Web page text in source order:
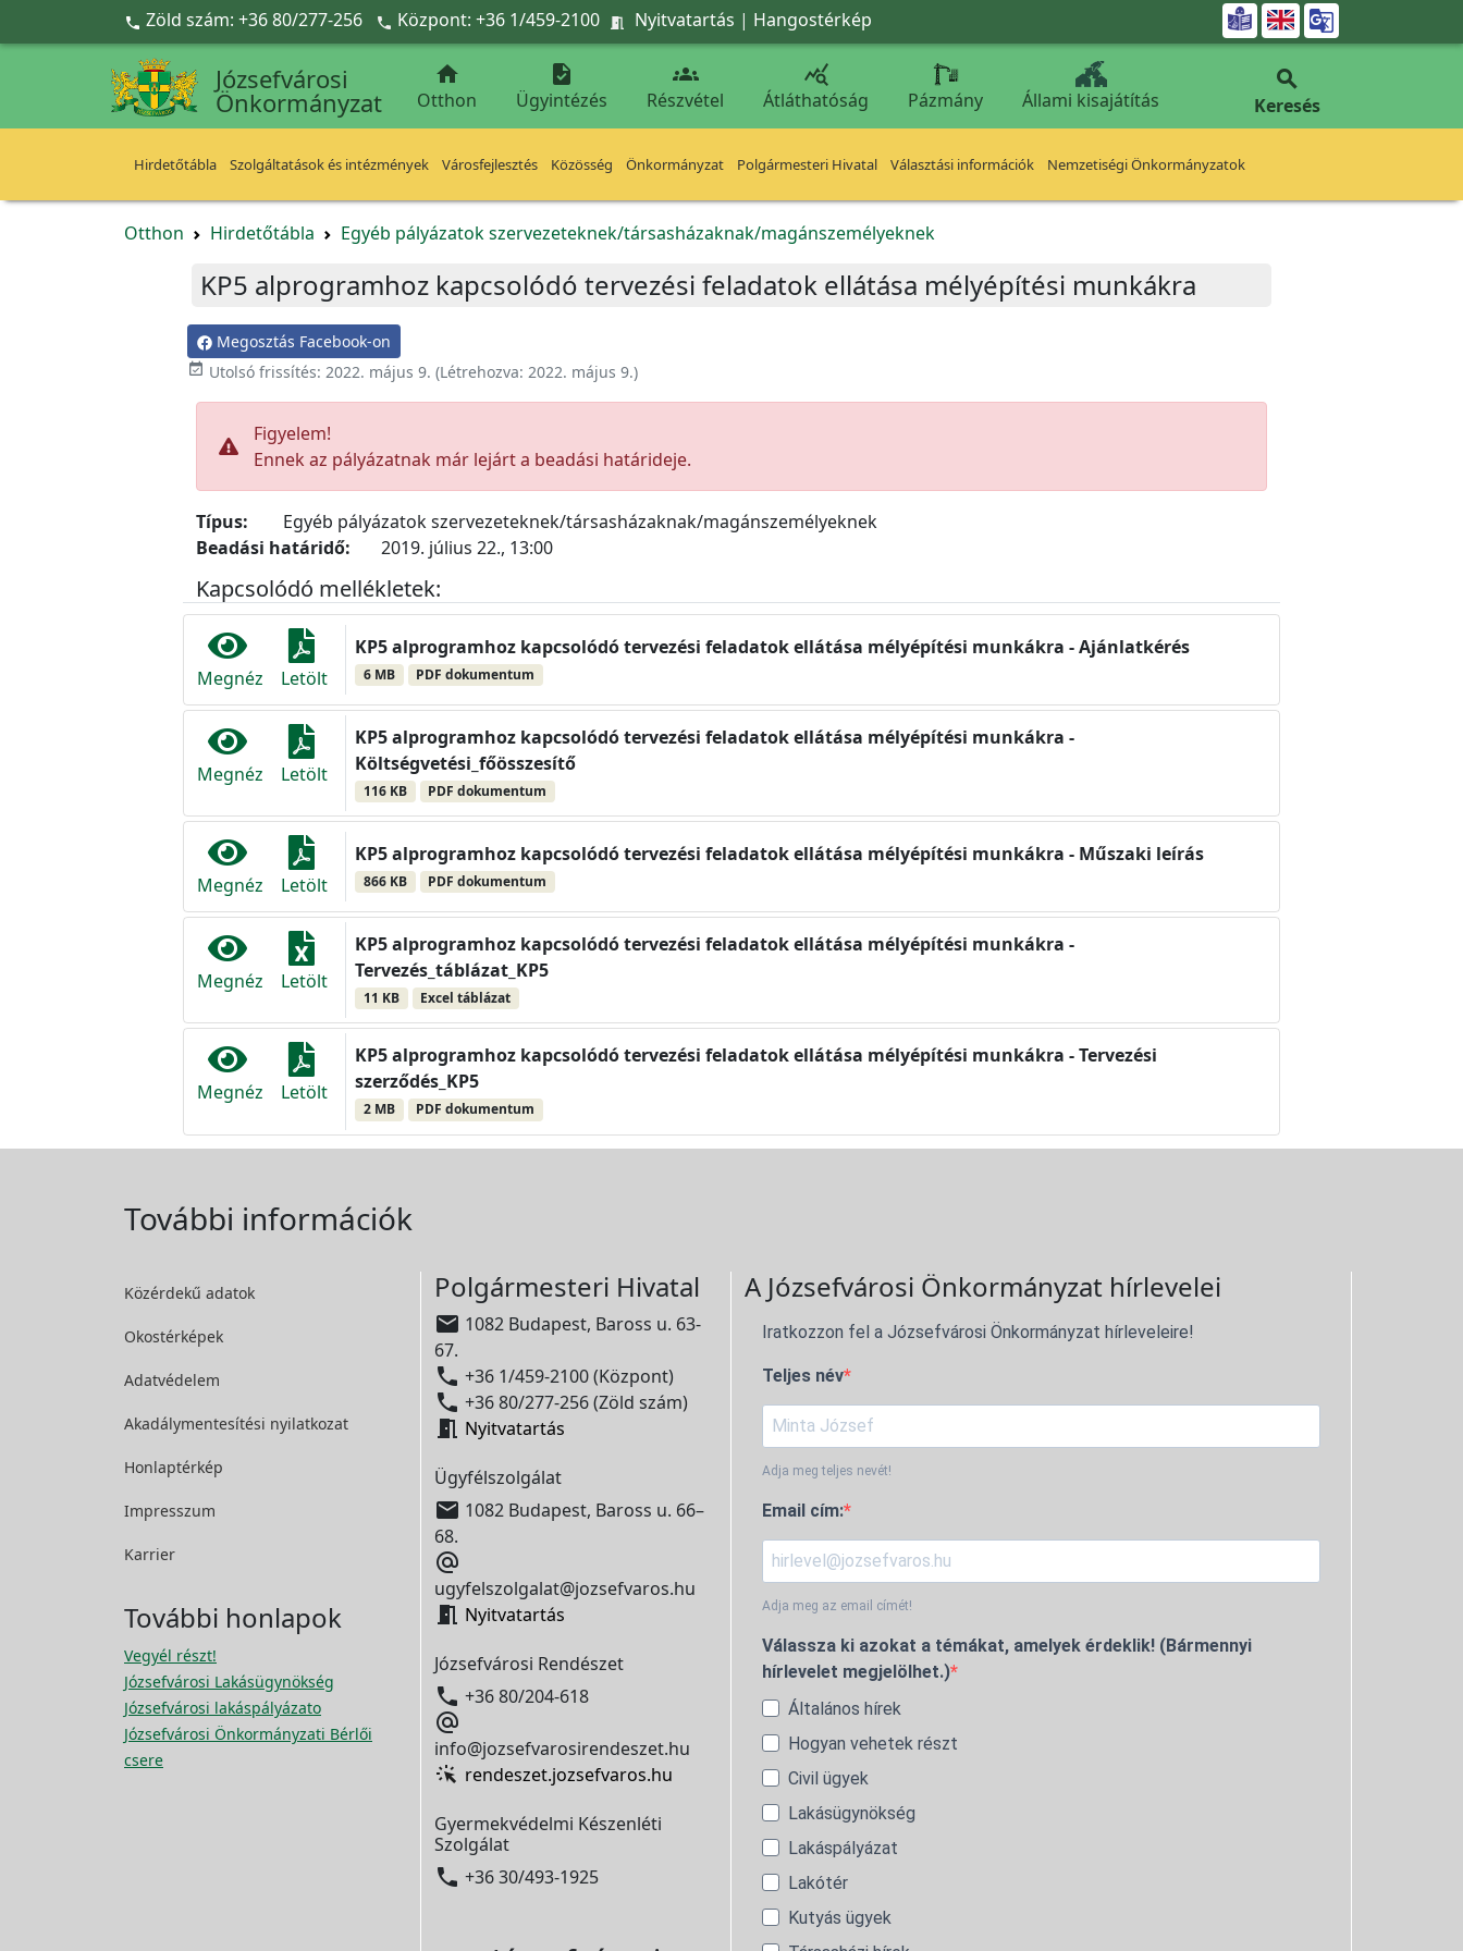
Ugrás a fő tartalomra
 Zöld szám: +36 80/277-256  Központ: +36 1/459-2100  Nyitvatartás | Hangostérkép 
Józsefvárosi
Önkormányzat

Otthon

Ügyintézés

Részvétel

Átláthatóság Pázmány Állami kisajátítás

Keresés
Hirdetőtábla Szolgáltatások és intézmények Városfejlesztés Közösség Önkormányzat Polgármesteri Hivatal Választási információk Nemzetiségi Önkormányzatok
Otthon Hirdetőtábla Egyéb pályázatok szervezeteknek/társasházaknak/magánszemélyeknek
KP5 alprogramhoz kapcsolódó tervezési feladatok ellátása mélyépítési munkákra
Megosztás Facebook-on
 Utolsó frissítés: 2022. május 9. (Létrehozva: 2022. május 9.)
Figyelem!
Ennek az pályázatnak már lejárt a beadási határideje.
Típus:
Egyéb pályázatok szervezeteknek/társasházaknak/magánszemélyeknek
Beadási határidő:
2019. július 22., 13:00
Kapcsolódó mellékletek:
Megnéz Letölt
KP5 alprogramhoz kapcsolódó tervezési feladatok ellátása mélyépítési munkákra - Ajánlatkérés
6 MB PDF dokumentum
Megnéz Letölt
KP5 alprogramhoz kapcsolódó tervezési feladatok ellátása mélyépítési munkákra -
Költségvetési_főösszesítő
116 KB PDF dokumentum
Megnéz Letölt
KP5 alprogramhoz kapcsolódó tervezési feladatok ellátása mélyépítési munkákra - Műszaki leírás
866 KB PDF dokumentum
Megnéz Letölt
KP5 alprogramhoz kapcsolódó tervezési feladatok ellátása mélyépítési munkákra -
Tervezés_táblázat_KP5
11 KB Excel táblázat
Megnéz Letölt
KP5 alprogramhoz kapcsolódó tervezési feladatok ellátása mélyépítési munkákra - Tervezési
szerződés_KP5
2 MB PDF dokumentum
További információk
Közérdekű adatok
Okostérképek
Adatvédelem
Akadálymentesítési nyilatkozat
Honlaptérkép
Impresszum
Karrier
További honlapok
Vegyél részt!
Józsefvárosi Lakásügynökség
Józsefvárosi lakáspályázato
Józsefvárosi Önkormányzati Bérlői
csere
Polgármesteri Hivatal
 1082 Budapest, Baross u. 63-
67.
 +36 1/459-2100 (Központ)
 +36 80/277-256 (Zöld szám)
 Nyitvatartás
Ügyfélszolgálat
 1082 Budapest, Baross u. 66–
68.

ugyfelszolgalat@jozsefvaros.hu
 Nyitvatartás
Józsefvárosi Rendészet
 +36 80/204-618

info@jozsefvarosirendeszet.hu
rendeszet.jozsefvaros.hu
Gyermekvédelmi Készenléti
Szolgálat
 +36 30/493-1925
A Józsefvárosi Önkormányzat hírlevelei
Iratkozzon fel a Józsefvárosi Önkormányzat hírleveleire!
Teljes név
Adja meg teljes nevét!
Email cím:
Adja meg az email címét!
Válassza ki azokat a témákat, amelyek érdeklik! (Bármennyi
hírlevelet megjelölhet.)
Általános hírek
Hogyan vehetek részt
Civil ügyek
Lakásügynökség
Lakáspályázat
Lakótér
Kutyás ügyek